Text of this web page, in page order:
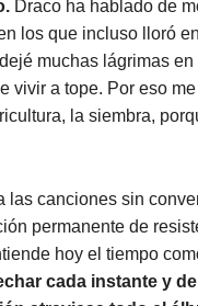
Draco ha hablado de
los que incluso lloró
muchas lágrimas
vivir a tope. Por eso
la siembra,
las canciones sin
permanente de
hoy el tiempo
cada instante y